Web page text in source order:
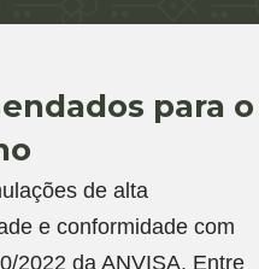
para o
de alta
e conformidade com
2022 da ANVISA. Entre